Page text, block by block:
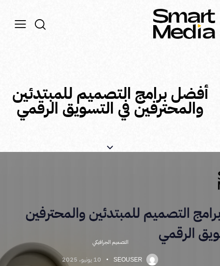
أفضل برامج التصميم للمبتدئين
والمحترفين في التسويق الرقمي
التصميم الجرافيكي
SEOUSER 10 يونيو، 2025